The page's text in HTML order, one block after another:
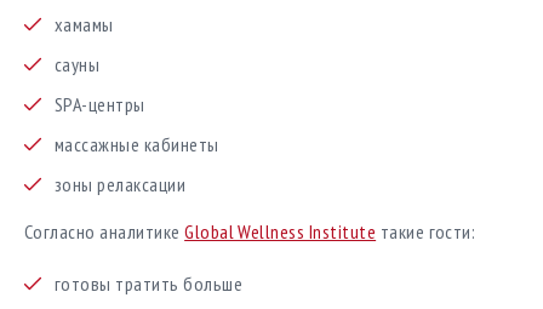
хамамы
сауны
SPA-центры
массажные кабинеты
зоны релаксации
Согласно аналитикеGlobal Wellness Institute такие гости:
готовы тратить больше